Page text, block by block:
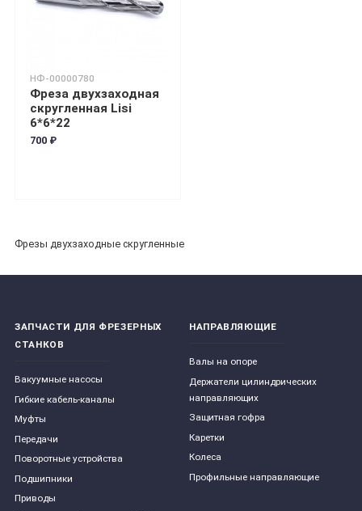
НФ-00000780
Фреза двухзаходная
скругленная Lisi
6*6*22
700 ₽
Фрезы двухзаходные скругленные
ЗАПЧАСТИ ДЛЯ ФРЕЗЕРНЫХ
СТАНКОВ
Вакуумные насосы
Гибкие кабель-каналы
Муфты
Передачи
Поворотные устройства
Подшипники
Приводы
НАПРАВЛЯЮЩИЕ
Валы на опоре
Держатели цилиндрических
направляющих
Защитная гофра
Каретки
Колеса
Профильные направляющие